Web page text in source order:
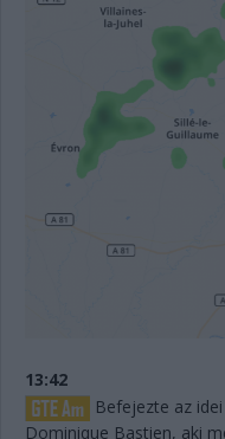
13:42
Befejezte az
Dominique Bastien, aki